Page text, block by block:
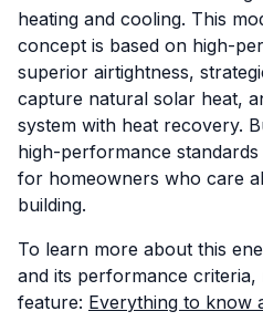
heating and cooling. This
concept is based on high-
superior airtightness,
capture natural solar heat,
system with heat recovery.
high-performance
for homeowners who care
building.
To learn more about this
and its performance criteria,
feature: Everything to know